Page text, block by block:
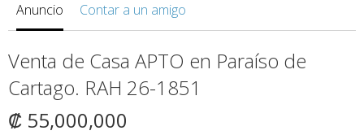
Anuncio Contar a un amigo
Venta de Casa APTO en Paraíso de
Cartago. RAH 26-1851
₡ 55,000,000